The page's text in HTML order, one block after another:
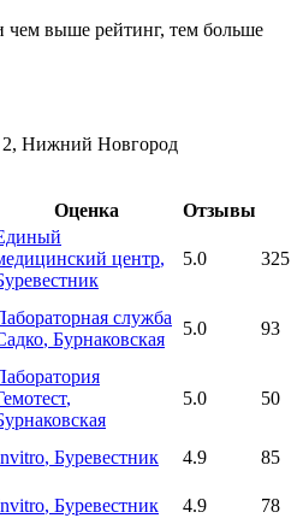
чем выше рейтинг, тем больше
2, Нижний Новгород
Оценка
Отзывы
центр,
5.0 325
служба
, Бурнаковская
5.0 93
,
5.0 50
, Буревестник 4.9
85
, Буревестник 4.9
78